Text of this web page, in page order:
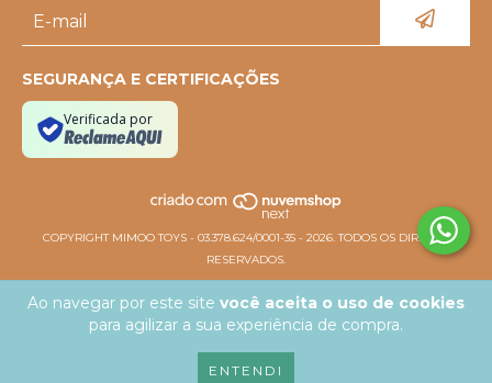
Ao navegar por este site você aceita o uso de cookies
para agilizar a sua experiência de compra.
ENTENDI
SEGURANÇA E CERTIFICAÇÕES
Verificada por
COPYRIGHT MIMOO TOYS - 03.378.624/0001-35 - 2026. TODOS OS DIREITOS
RESERVADOS.